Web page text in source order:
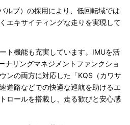
ルブ）の採用により、低回転域では
エキサイティングな走りを実現して
ト機能も充実しています。IMUを活
ナリングマネジメントファンクショ
ンの両方に対応した「KQS（カワサ
道路などでの快適な巡航を助けるエ
ロールを搭載し、走る歓びと安心感